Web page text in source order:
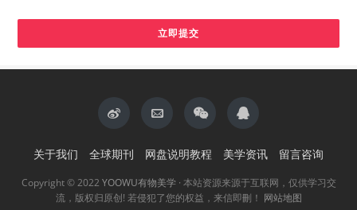
关于我们 全球期刊 网盘说明教程 美学资讯 留言咨询
Copyright © 2022 YOOWU有物美学· 本站资源来源于互联网，仅供学习交
流，版权归原创! 若侵犯了您的权益，来信即刪！ 网站地图